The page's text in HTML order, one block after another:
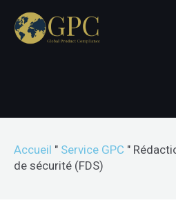
Accueil " Service GPC "
de sécurité (FDS)